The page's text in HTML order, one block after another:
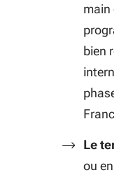
main
bien
Le
ou